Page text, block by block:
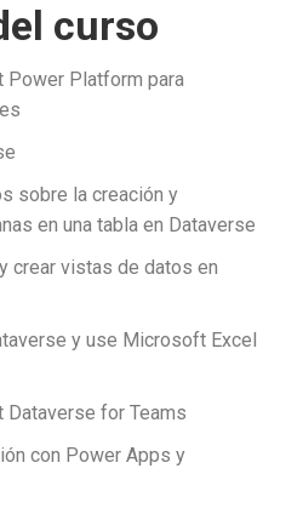
curso
Power Platform para
sobre la creación y
en una tabla en Dataverse
crear vistas de datos en
y use Microsoft Excel
for Teams
con Power Apps y